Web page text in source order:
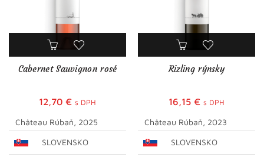
Cabernet Sauvignon rosé
12,70 € s DPH
Château Rúbaň, 2025
SLOVENSKO
Rizling rýnsky
16,15 € s DPH
Château Rúbaň, 2023
SLOVENSKO